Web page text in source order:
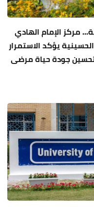
مركز الإمام الهادي
يؤكد الاستمرار
جودة حياة مرضى